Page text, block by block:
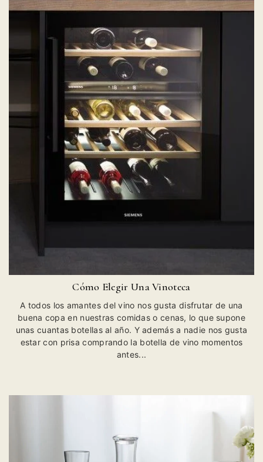
Cómo Elegir Una Vinoteca
A todos los amantes del vino nos gusta disfrutar de una
buena copa en nuestras comidas o cenas, lo que supone
unas cuantas botellas al año. Y además a nadie nos gusta
estar con prisa comprando la botella de vino momentos
antes...